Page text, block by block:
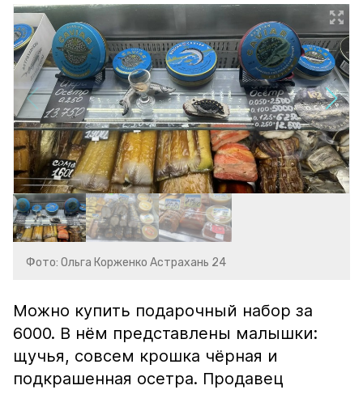
Фото: Ольга Корженко Астрахань 24
Можно купить подарочный набор за
6000. В нём представлены малышки:
щучья, совсем крошка чёрная и
подкрашенная осетра. Продавец